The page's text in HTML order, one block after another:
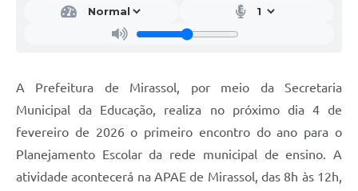
A Prefeitura de Mirassol, por meio da Secretaria
Municipal da Educação, realiza no próximo dia 4 de
fevereiro de 2026 o primeiro encontro do ano para o
Planejamento Escolar da rede municipal de ensino. A
atividade acontecerá na APAE de Mirassol, das 8h às 12h,